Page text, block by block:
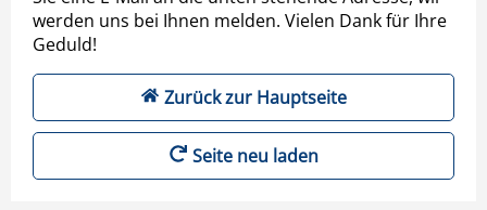
werden uns bei Ihnen melden. Vielen Dank für Ihre
Geduld!
Zurück zur Hauptseite
Seite neu laden